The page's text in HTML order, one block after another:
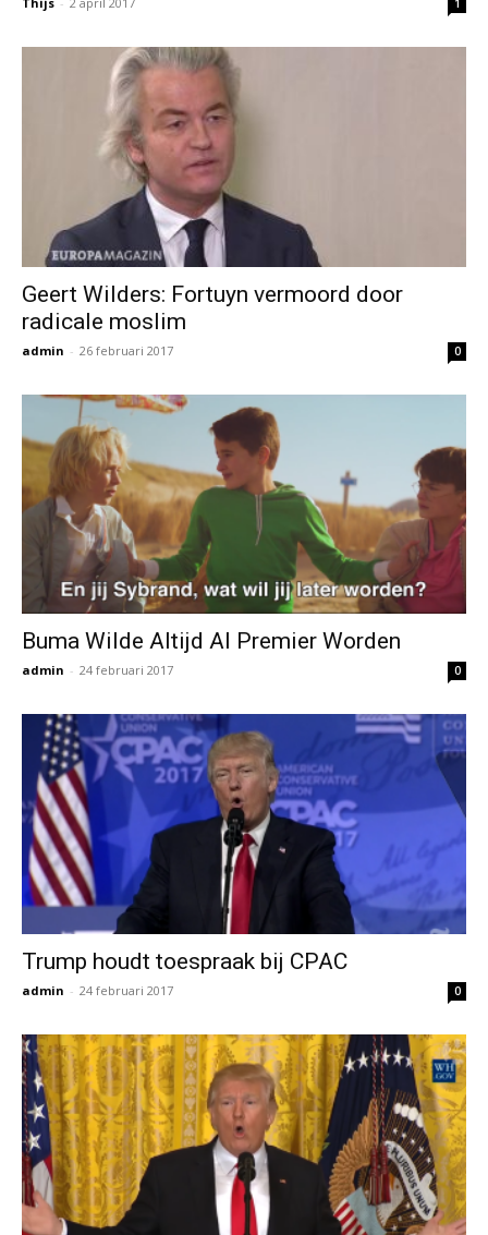
1
Geert Wilders: Fortuyn vermoord door
radicale moslim
admin - 26 februari 2017 0
Buma Wilde Altijd Al Premier Worden
admin - 24 februari 2017 0
Trump houdt toespraak bij CPAC
admin - 24 februari 2017 0